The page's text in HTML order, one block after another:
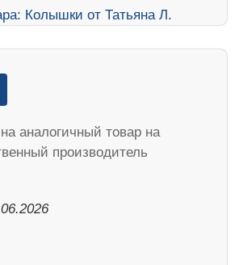
аналогичный товар на
производитель